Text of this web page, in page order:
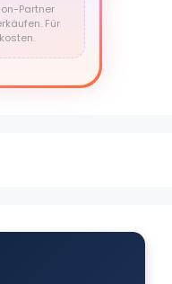
Partner
Für